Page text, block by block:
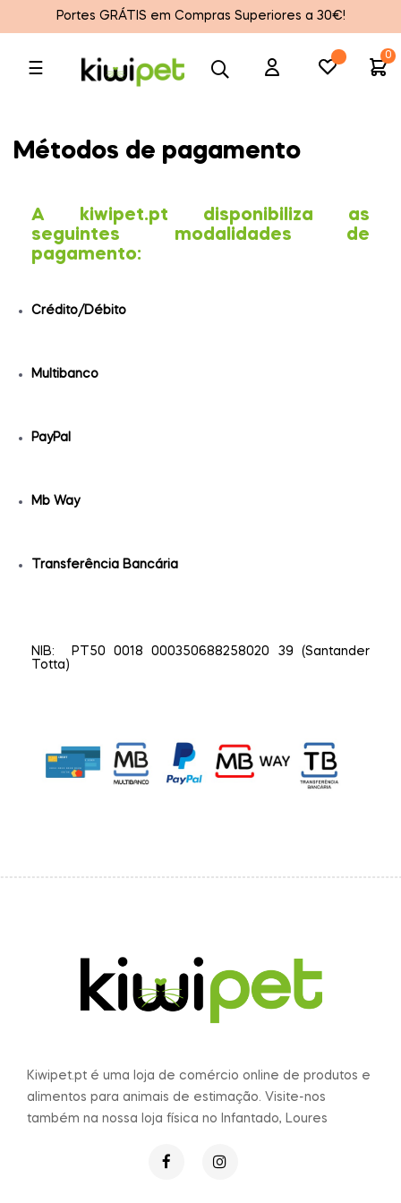
Portes GRÁTIS em Compras Superiores a 30€!
Toggle
navigation
☰
0
Métodos de pagamento
A kiwipet.pt disponibiliza as
seguintes modalidades de
pagamento:
Crédito/Débito
Multibanco
PayPal
Mb Way
Transferência Bancária
NIB: PT50 0018 000350688258020 39 (Santander
Totta)
Kiwipet.pt é uma loja de comércio online de produtos e
alimentos para animais de estimação. Visite-nos
também na nossa loja física no Infantado, Loures